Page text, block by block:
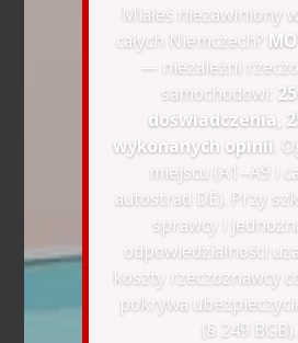
Miałeś niezawiniony
całych Niemczech?
— niezależni
samochodowi:
doświadczenia,
wykonanych opinii .
miejscu (A1–A9 i
autostrad DE). Przy
sprawcy i
odpowiedzialności
koszty rzeczoznawcy
pokrywa
(§ 249 BGB).